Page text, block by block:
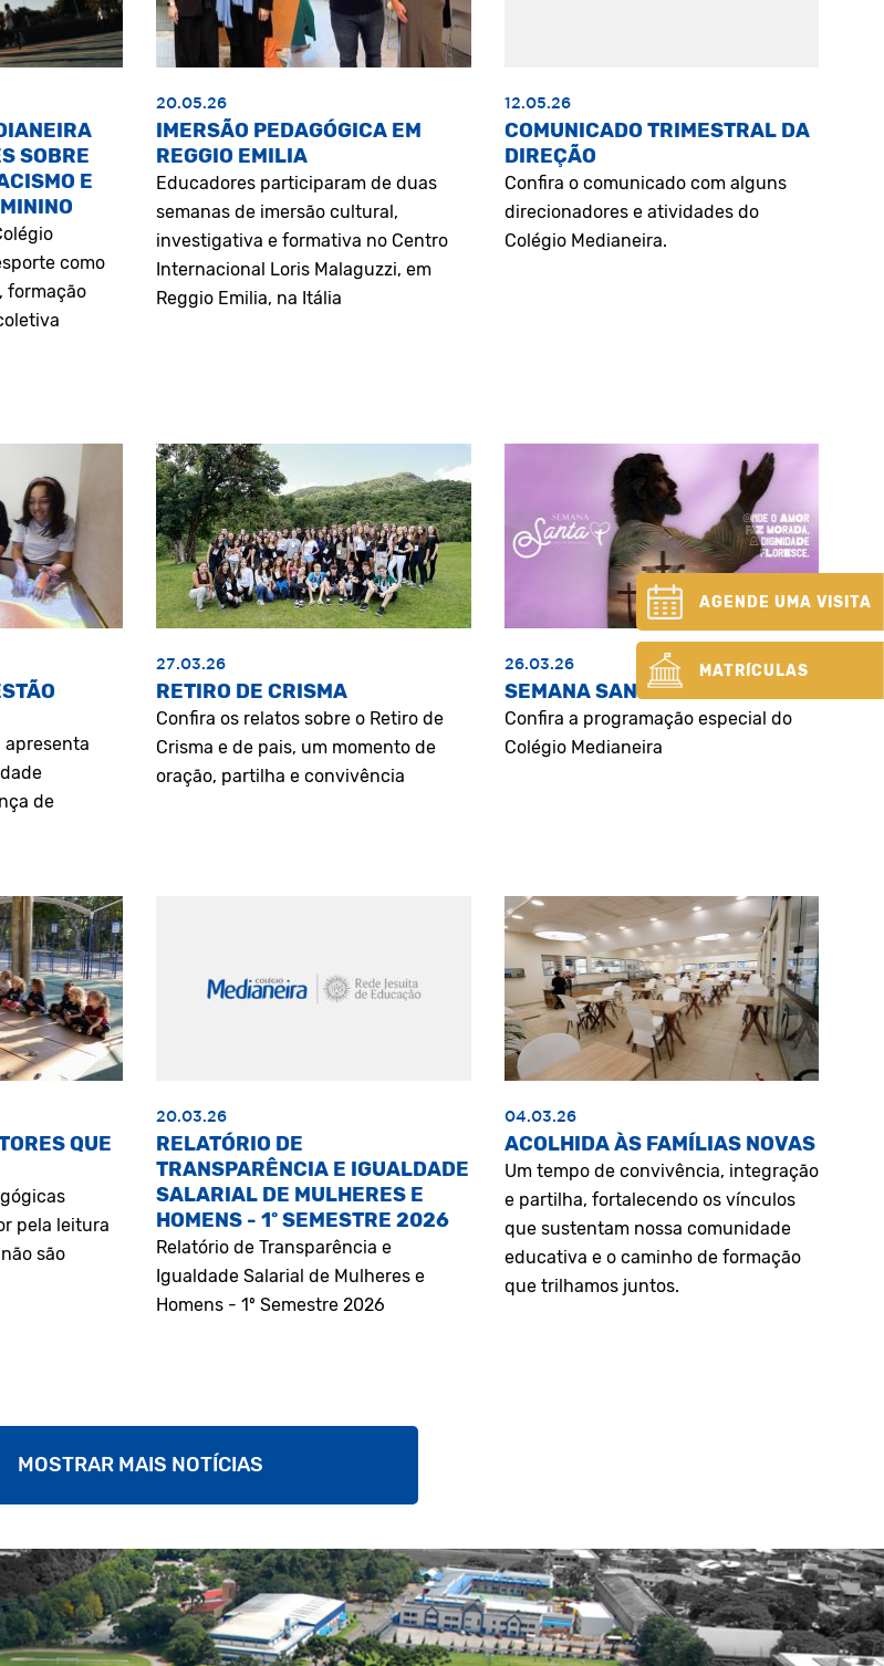
SOBRE
E
como
formação
20.05.26
IMERSÃO PEDAGÓGICA EM
REGGIO EMILIA
Educadores participaram de duas
semanas de imersão cultural,
investigativa e formativa no Centro
Internacional Loris Malaguzzi, em
Reggio Emilia, na Itália
12.05.26
COMUNICADO TRIMESTRAL DA
DIREÇÃO
Confira o comunicado com alguns
direcionadores e atividades do
Colégio Medianeira.
apresenta
de
27.03.26
RETIRO DE CRISMA
Confira os relatos sobre o Retiro de
Crisma e de pais, um momento de
oração, partilha e convivência
26.03.26
SEMANA SANTA
Confira a programação especial do
Colégio Medianeira
QUE
pela leitura
são
20.03.26
RELATÓRIO DE
TRANSPARÊNCIA E IGUALDADE
SALARIAL DE MULHERES E
HOMENS - 1º SEMESTRE 2026
Relatório de Transparência e
Igualdade Salarial de Mulheres e
Homens - 1º Semestre 2026
04.03.26
ACOLHIDA ÀS FAMÍLIAS NOVAS
Um tempo de convivência, integração
e partilha, fortalecendo os vínculos
que sustentam nossa comunidade
educativa e o caminho de formação
que trilhamos juntos.
MOSTRAR MAIS NOTÍCIAS
AGENDE UMA VISITA
MATRÍCULAS